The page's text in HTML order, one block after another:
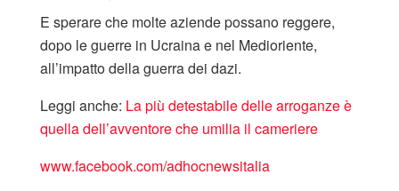
E sperare che molte aziende possano reggere,
dopo le guerre in Ucraina e nel Medioriente,
all’impatto della guerra dei dazi.
Leggi anche: La più detestabile delle arroganze è
quella dell’avventore che umilia il cameriere
www.facebook.com/adhocnewsitalia